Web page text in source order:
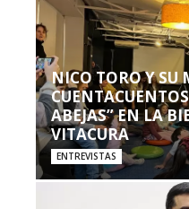
NICO TORO Y SU
ABEJAS” EN LA
VITACURA
ENTREVISTAS